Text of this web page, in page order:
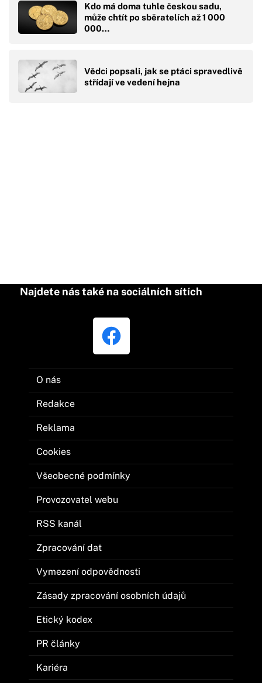
Kdo má doma tuhle českou sadu,
může chtít po sběratelích až 1 000
000…
Vědci popsali, jak se ptáci spravedlivě
střídají ve vedení hejna
Najdete nás také na sociálních sítích
O nás
Redakce
Reklama
Cookies
Všeobecné podmínky
Provozovatel webu
RSS kanál
Zpracování dat
Vymezení odpovědnosti
Zásady zpracování osobních údajů
Etický kodex
PR články
Kariéra